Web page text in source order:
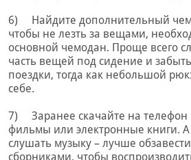
6) Найдите дополнительный
чтобы не лезть за вещами,
основной чемодан. Проще всего
часть вещей под сидение и
поездки, тогда как небольшой
себе.
7) Заранее скачайте на
фильмы или электронные книги.
слушать музыку – лучше
сборниками, чтобы